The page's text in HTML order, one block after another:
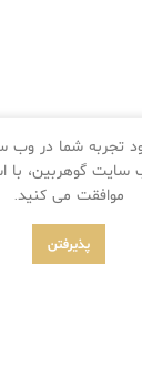
تجربه شما در
گوهربین، با
موافقت می کنید.
پذیرفتن